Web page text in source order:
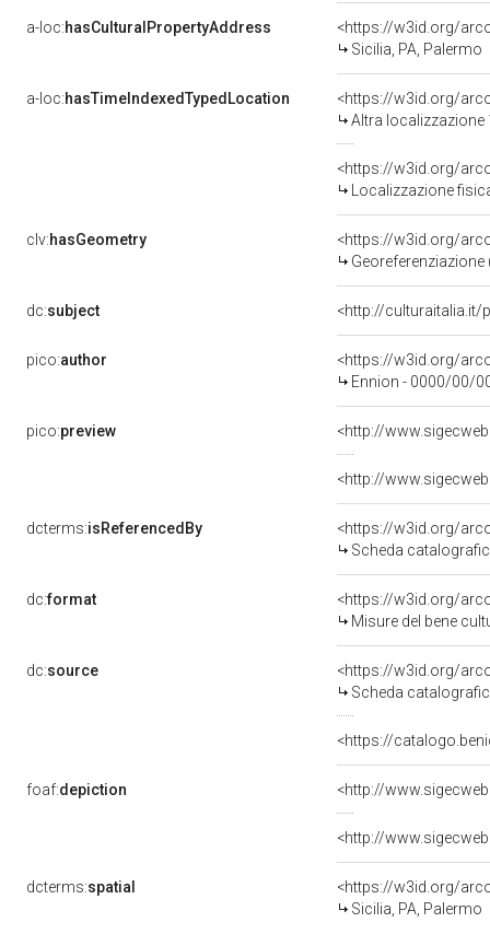
a-loc:hasCulturalPropertyAddress
<https://w3id.org/
Sicilia, PA, Palermo
a-loc:hasTimeIndexedTypedLocation
<https://w3id.org/
Altra localizzazione
<https://w3id.org/
Localizzazione
clv:hasGeometry
<https://w3id.org/
dc:subject <http://culturaitalia.it/
pico:author
<https://w3id.org/
Ennion - 0000/00/
pico:preview <http://
<http://
dcterms:isReferencedBy
<https://w3id.org/
Scheda
dc:format
<https://w3id.org/
Misure del bene
dc:source
<https://w3id.org/
Scheda
<https://
foaf:depiction <http://
<http://
dcterms:spatial
<https://w3id.org/
Sicilia, PA, Palermo